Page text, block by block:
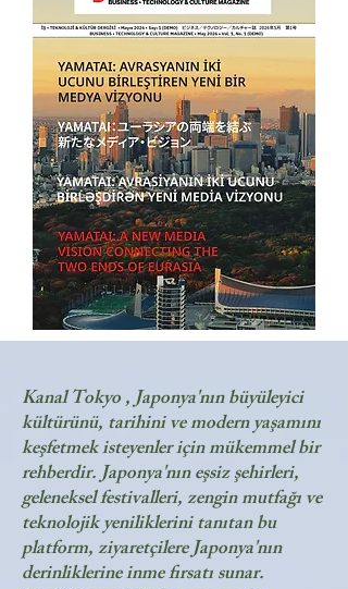
Kanal Tokyo , Japonya'nın büyüleyici
kültürünü, tarihini ve modern yaşamını
keşfetmek isteyenler için mükemmel bir
rehberdir. Japonya'nın eşsiz şehirleri,
geleneksel festivalleri, zengin mutfağı ve
teknolojik yeniliklerini tanıtan bu
platform, ziyaretçilere Japonya'nın
derinliklerine inme fırsatı sunar.